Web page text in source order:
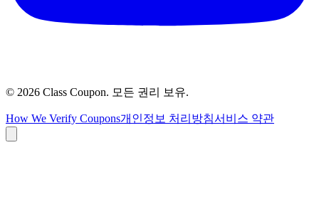
© 2026 Class Coupon. 모든 권리 보유.
How We Verify Coupons개인정보 처리방침서비스 약관